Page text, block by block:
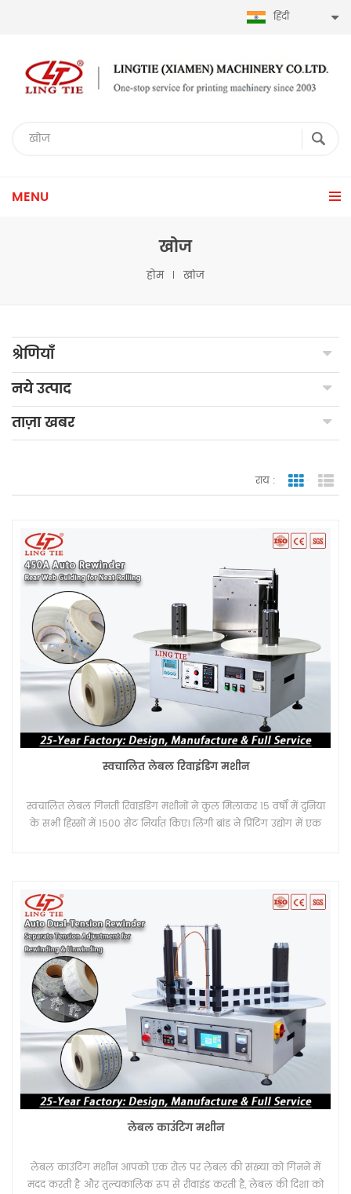
हिंदी
MENU
खोज
होम खोज
श्रेणियाँ
नये उत्पाद
ताज़ा खबर
राय : जाली
स्वचालित लेबल रिवाइंडिंग मशीन
स्वचालित लेबल गिनती रिवाइंडिंग मशीनों ने कुल मिलाकर 15 वर्षों में दुनिया
के सभी हिस्सों में 1500 सेट निर्यात किए। लिंगी ब्रांड ने प्रिंटिंग उद्योग में एक
लेबल काउंटिंग मशीन
लेबल काउंटिंग मशीन आपको एक रोल पर लेबल की संख्या को गिनने में
मदद करती है और तुल्यकालिक रूप से रीवाइंड करती है, लेबल की दिशा को